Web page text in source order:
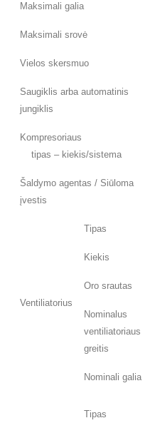
Maksimali galia
Maksimali srovė
Vielos skersmuo
Saugiklis arba automatinis
jungiklis
Kompresoriaus
tipas – kiekis/sistema
Šaldymo agentas / Siūloma
įvestis
Ventiliatorius
Tipas
Kiekis
Oro srautas
Nominalus
ventiliatoriaus
greitis
Nominali galia
Tipas